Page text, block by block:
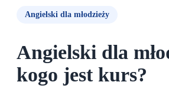
Angielski dla młodzieży
Angielski dla
kogo jest kurs?